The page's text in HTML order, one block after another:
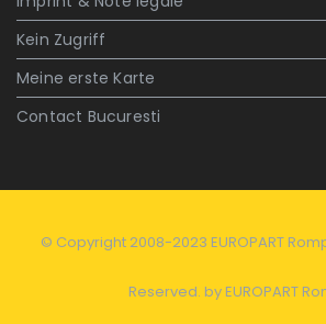
Kein Zugriff
Meine erste Karte
Contact Bucuresti
© Copyright 2008-2023 EUROPART
Reserved. byEUROPART